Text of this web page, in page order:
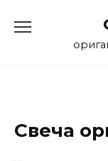
содержанию
Свеча